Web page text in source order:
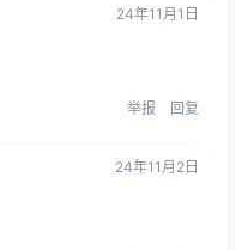
24年11月1日
举报 回复
24年11月2日